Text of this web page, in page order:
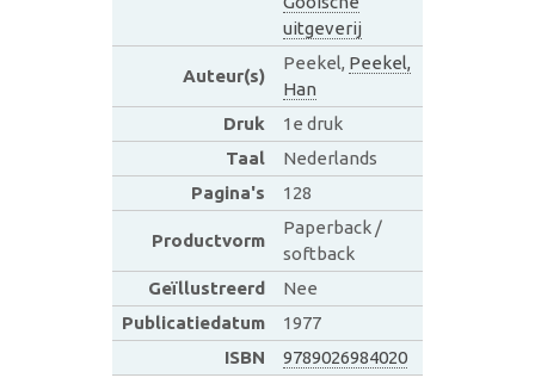
uitgeverij
Auteur(s)
Peekel, Peekel,
Han
Druk
1e druk
Taal
Nederlands
Pagina's
128
Productvorm
Paperback /
softback
Geïllustreerd
Nee
Publicatiedatum
1977
ISBN
9789026984020